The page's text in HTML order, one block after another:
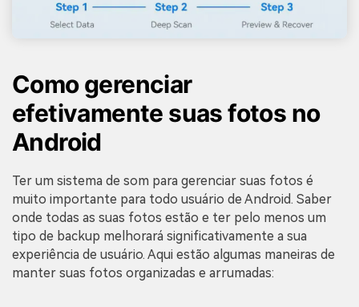
Como gerenciar
efetivamente suas fotos no
Android
Ter um sistema de som para gerenciar suas fotos é
muito importante para todo usuário de Android. Saber
onde todas as suas fotos estão e ter pelo menos um
tipo de backup melhorará significativamente a sua
experiência de usuário. Aqui estão algumas maneiras de
manter suas fotos organizadas e arrumadas: